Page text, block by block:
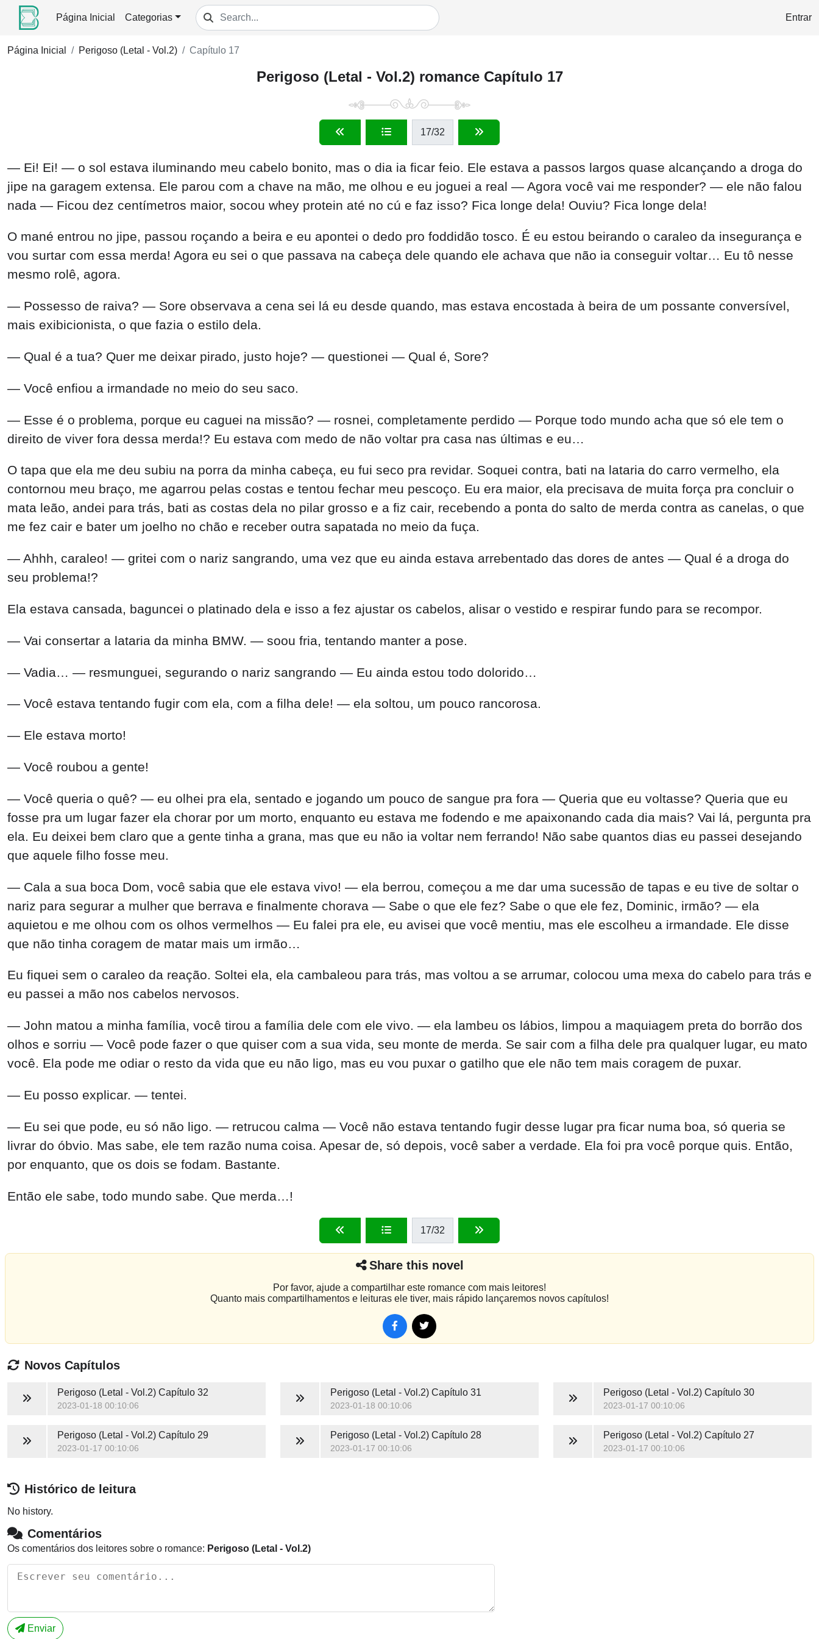
Página Inicial Categorias Entrar
Página Inicial Perigoso (Letal - Vol.2) Capítulo 17
Perigoso (Letal - Vol.2) romance Capítulo 17
17/32
— Ei! Ei! — o sol estava iluminando meu cabelo bonito, mas o dia ia ficar feio. Ele estava a passos largos quase alcançando a droga do
jipe na garagem extensa. Ele parou com a chave na mão, me olhou e eu joguei a real — Agora você vai me responder? — ele não falou
nada — Ficou dez centímetros maior, socou whey protein até no cú e faz isso? Fica longe dela! Ouviu? Fica longe dela!
O mané entrou no jipe, passou roçando a beira e eu apontei o dedo pro foddidão tosco. É eu estou beirando o caraleo da insegurança e
vou surtar com essa merda! Agora eu sei o que passava na cabeça dele quando ele achava que não ia conseguir voltar… Eu tô nesse
mesmo rolê, agora.
— Possesso de raiva? — Sore observava a cena sei lá eu desde quando, mas estava encostada à beira de um possante conversível,
mais exibicionista, o que fazia o estilo dela.
— Qual é a tua? Quer me deixar pirado, justo hoje? — questionei — Qual é, Sore?
— Você enfiou a irmandade no meio do seu saco.
— Esse é o problema, porque eu caguei na missão? — rosnei, completamente perdido — Porque todo mundo acha que só ele tem o
direito de viver fora dessa merda!? Eu estava com medo de não voltar pra casa nas últimas e eu…
O tapa que ela me deu subiu na porra da minha cabeça, eu fui seco pra revidar. Soquei contra, bati na lataria do carro vermelho, ela
contornou meu braço, me agarrou pelas costas e tentou fechar meu pescoço. Eu era maior, ela precisava de muita força pra concluir o
mata leão, andei para trás, bati as costas dela no pilar grosso e a fiz cair, recebendo a ponta do salto de merda contra as canelas, o que
me fez cair e bater um joelho no chão e receber outra sapatada no meio da fuça.
— Ahhh, caraleo! — gritei com o nariz sangrando, uma vez que eu ainda estava arrebentado das dores de antes — Qual é a droga do
seu problema!?
Ela estava cansada, baguncei o platinado dela e isso a fez ajustar os cabelos, alisar o vestido e respirar fundo para se recompor.
— Vai consertar a lataria da minha BMW. — soou fria, tentando manter a pose.
Eu fiquei sem o caraleo da reação. Soltei ela, ela cambaleou para trás, mas voltou a se arrumar, colocou uma mexa do cabelo para trás e
eu passei a mão nos cabelos nervosos.
— John matou a minha família, você tirou a família dele com ele vivo. — ela lambeu os lábios, limpou a maquiagem preta do borrão dos
olhos e sorriu — Você pode fazer o que quiser com a sua vida, seu monte de merda. Se sair com a filha dele pra qualquer lugar, eu mato
você. Ela pode me odiar o resto da vida que eu não ligo, mas eu vou puxar o gatilho que ele não tem mais coragem de puxar.
— Eu posso explicar. — tentei.
— Eu sei que pode, eu só não ligo. — retrucou calma — Você não estava tentando fugir desse lugar pra ficar numa boa, só queria se
livrar do óbvio. Mas sabe, ele tem razão numa coisa. Apesar de, só depois, você saber a verdade. Ela foi pra você porque quis. Então,
por enquanto, que os dois se fodam. Bastante.
Então ele sabe, todo mundo sabe. Que merda…!
17/32
Share this novel
Por favor, ajude a compartilhar este romance com mais leitores!
Quanto mais compartilhamentos e leituras ele tiver, mais rápido lançaremos novos capítulos!
Novos Capítulos
Perigoso (Letal - Vol.2)Capítulo 32
2023-01-18 00:10:06
Perigoso (Letal - Vol.2)Capítulo 31
2023-01-18 00:10:06
Perigoso (Letal - Vol.2)Capítulo 30
2023-01-17 00:10:06
Perigoso (Letal - Vol.2)Capítulo 29
2023-01-17 00:10:06
Perigoso (Letal - Vol.2)Capítulo 28
2023-01-17 00:10:06
Perigoso (Letal - Vol.2)Capítulo 27
2023-01-17 00:10:06
Histórico de leitura
No history.
Comentários
Os comentários dos leitores sobre o romance: Perigoso (Letal - Vol.2)
Enviar